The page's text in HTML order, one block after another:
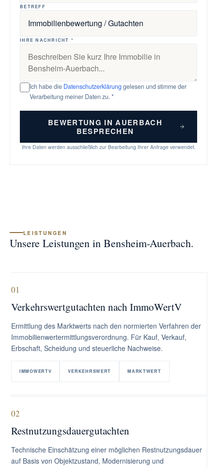
BETREFF
IHRE NACHRICHT *
Ich habe die Datenschutzerklärung gelesen und stimme der
Verarbeitung meiner Daten zu. *
BEWERTUNG IN AUERBACH
BESPRECHEN
Ihre Daten werden ausschließlich zur Bearbeitung Ihrer Anfrage verwendet.
LEISTUNGEN
Unsere Leistungen in Bensheim-Auerbach.
01
Verkehrswertgutachten nach ImmoWertV
Ermittlung des Marktwerts nach den normierten Verfahren der
Immobilienwertermittlungsverordnung. Für Kauf, Verkauf,
Erbschaft, Scheidung und steuerliche Nachweise.
IMMOWERTV VERKEHRSWERT MARKTWERT
02
Restnutzungsdauergutachten
Technische Einschätzung einer möglichen Restnutzungsdauer
auf Basis von Objektzustand, Modernisierung und